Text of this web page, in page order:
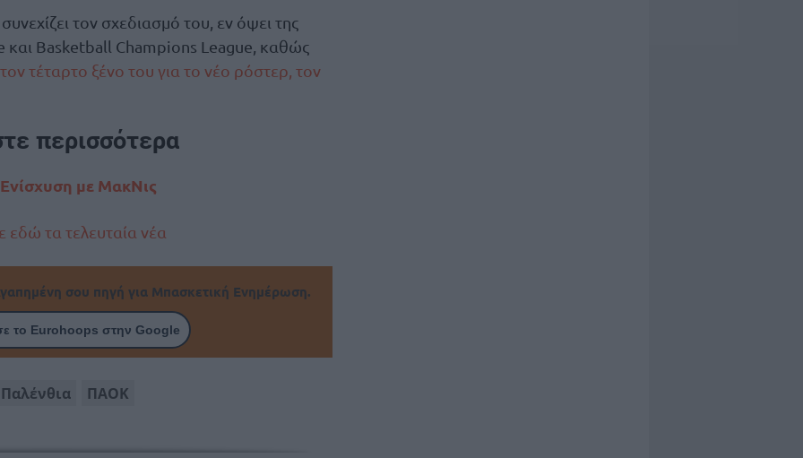
τον σχεδιασμό του, εν όψει της
και Basketball Champions League, καθώς
τέταρτο ξένο του για το νέο ρόστερ, τον
περισσότερα
με ΜακΝις
εδώ τα τελευταία νέα
σου πηγή για Μπασκετική Ενημέρωση.
το Eurohoops στην Google
Παλένθια ΠΑΟΚ